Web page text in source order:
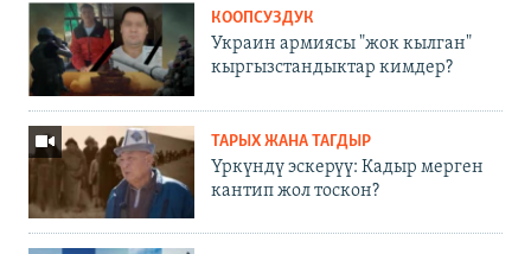
КООПСУЗДУК
Украин армиясы "жок кылган"
кыргызстандыктар кимдер?
ТАРЫХ ЖАНА ТАГДЫР
Үркүндү эскерүү: Кадыр мерген
кантип жол тоскон?